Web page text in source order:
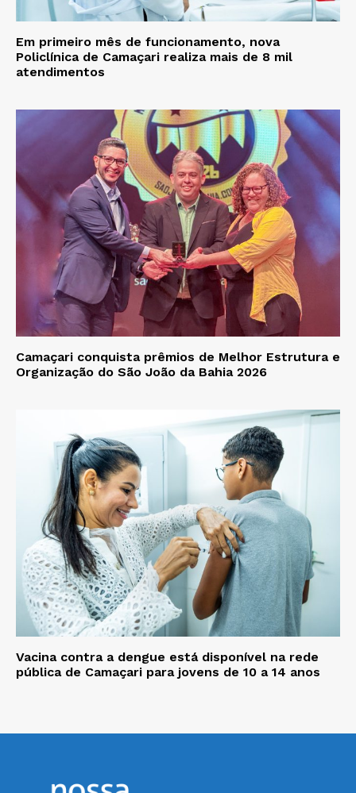
Em primeiro mês de funcionamento, nova
Policlínica de Camaçari realiza mais de 8 mil
atendimentos
Camaçari conquista prêmios de Melhor Estrutura e
Organização do São João da Bahia 2026
Vacina contra a dengue está disponível na rede
pública de Camaçari para jovens de 10 a 14 anos